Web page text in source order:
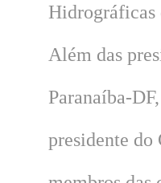
Hidrográficas
Além das
Paranaíba-
presidente do